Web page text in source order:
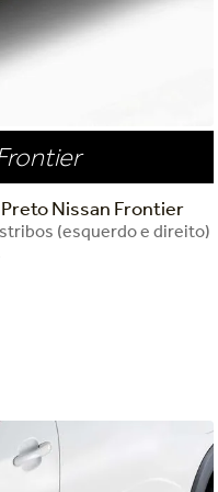
Nissan Frontier
(esquerdo e direito)